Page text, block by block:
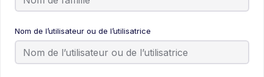
Nom de l’utilisateur ou de l’utilisatrice